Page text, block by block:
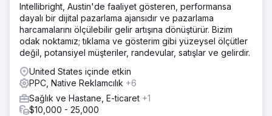
blog makaleleri, geri bağlantılar ve içerik
optimizasyonuyla geliştirdik. Web sayfalarında, iletişim
formlarında, açılış sayfalarında, meta etiketlerde ve URL
yapılarında yapılan güncellemeler tamamlayıcı nitelikteydi.
Eş zamanlı olarak PPC kampanyalarını ve reklamlarını
yeniden oluşturduk.
Sonuç
Çabalarımız, şirketi Google'da en önemli terimler
açısından sektör liderlerini geride bırakarak 1 numaraya
Intellibright, Austin'de faaliyet gösteren, performansa
dayalı bir dijital pazarlama ajansıdır ve pazarlama
harcamalarını ölçülebilir gelir artışına dönüştürür. Bizim
odak noktamız; tıklama ve gösterim gibi yüzeysel ölçütler
değil, potansiyel müşteriler, randevular, satışlar ve gelirdir.
United States içinde etkin
PPC, Native Reklamcılık +6
Sağlık ve Hastane, E-ticaret +1
$10,000 - 25,000